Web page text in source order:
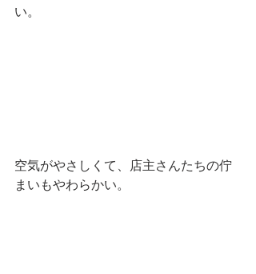
い。
空気がやさしくて、店主さんたちの佇
まいもやわらかい。